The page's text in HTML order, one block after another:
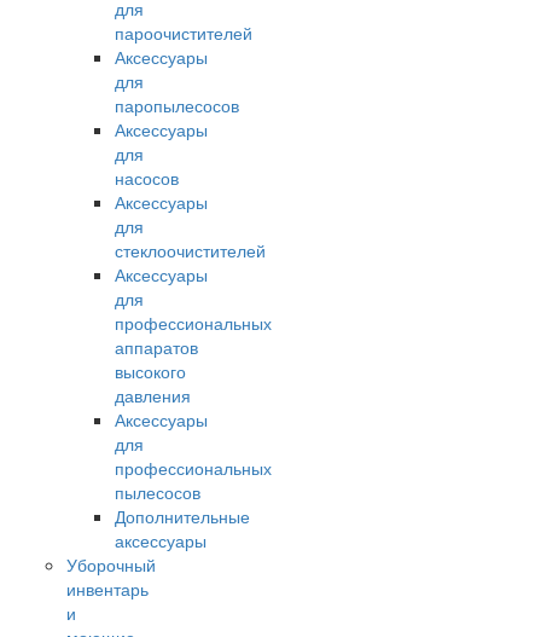
для
пароочистителей
Аксессуары
для
паропылесосов
Аксессуары
для
насосов
Аксессуары
для
стеклоочистителей
Аксессуары
для
профессиональных
аппаратов
высокого
давления
Аксессуары
для
профессиональных
пылесосов
Дополнительные
аксессуары
Уборочный
инвентарь
и